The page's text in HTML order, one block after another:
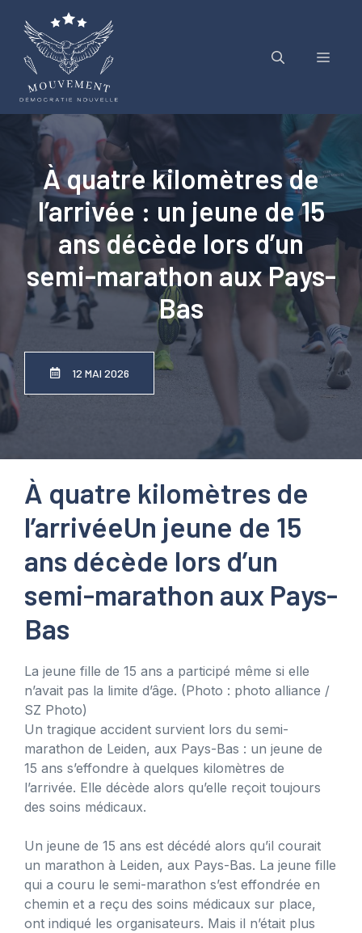
contenu
Menu
À quatre kilomètres de
l’arrivée : un jeune de 15
ans décède lors d’un
semi-marathon aux Pays-
Bas
12 MAI 2026
À quatre kilomètres de
l’arrivéeUn jeune de 15
ans décède lors d’un
semi-marathon aux Pays-
Bas
La jeune fille de 15 ans a participé même si elle
n’avait pas la limite d’âge. (Photo : photo alliance /
SZ Photo)
Un tragique accident survient lors du semi-
marathon de Leiden, aux Pays-Bas : un jeune de
15 ans s’effondre à quelques kilomètres de
l’arrivée. Elle décède alors qu’elle reçoit toujours
des soins médicaux.
Un jeune de 15 ans est décédé alors qu’il courait
un marathon à Leiden, aux Pays-Bas. La jeune fille
qui a couru le semi-marathon s’est effondrée en
chemin et a reçu des soins médicaux sur place,
ont indiqué les organisateurs. Mais il n’était plus